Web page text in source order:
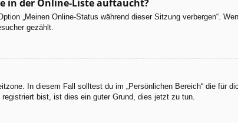
in der Online-Liste auftaucht?
„Meinen Online-Status während dieser Sitzung verbergen“.
gezählt.
In diesem Fall solltest du im „Persönlichen Bereich“ die für
bist, ist dies ein guter Grund, dies jetzt zu tun.